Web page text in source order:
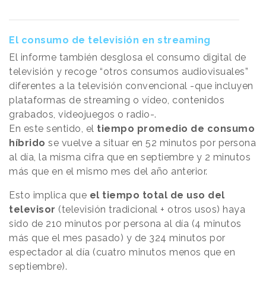
El consumo de televisión en streaming
El informe también desglosa el consumo digital de
televisión y recoge “otros consumos audiovisuales”
diferentes a la televisión convencional -que incluyen
plataformas de streaming o vídeo, contenidos
grabados, videojuegos o radio-.
En este sentido, el tiempo promedio de consumo
híbrido se vuelve a situar en 52 minutos por persona
al día, la misma cifra que en septiembre y 2 minutos
más que en el mismo mes del año anterior.
Esto implica que el tiempo total de uso del
televisor (televisión tradicional + otros usos) haya
sido de 210 minutos por persona al día (4 minutos
más que el mes pasado) y de 324 minutos por
espectador al día (cuatro minutos menos que en
septiembre).